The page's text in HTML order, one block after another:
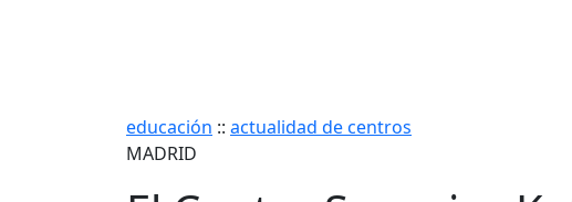
educación :: actualidad de centros
MADRID